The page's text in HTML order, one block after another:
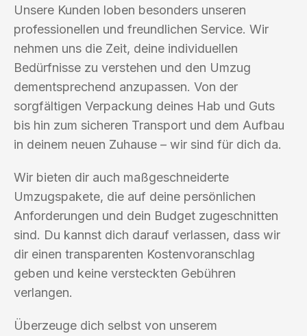
Unsere Kunden loben besonders unseren
professionellen und freundlichen Service. Wir
nehmen uns die Zeit, deine individuellen
Bedürfnisse zu verstehen und den Umzug
dementsprechend anzupassen. Von der
sorgfältigen Verpackung deines Hab und Guts
bis hin zum sicheren Transport und dem Aufbau
in deinem neuen Zuhause – wir sind für dich da.
Wir bieten dir auch maßgeschneiderte
Umzugspakete, die auf deine persönlichen
Anforderungen und dein Budget zugeschnitten
sind. Du kannst dich darauf verlassen, dass wir
dir einen transparenten Kostenvoranschlag
geben und keine versteckten Gebühren
verlangen.
Überzeuge dich selbst von unserem